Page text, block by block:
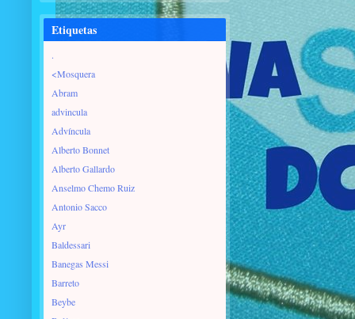
Etiquetas
.
<Mosquera
Abram
advincula
Advíncula
Alberto Bonnet
Alberto Gallardo
Anselmo Chemo Ruiz
Antonio Sacco
Ayr
Baldessari
Banegas Messi
Barreto
Beybe